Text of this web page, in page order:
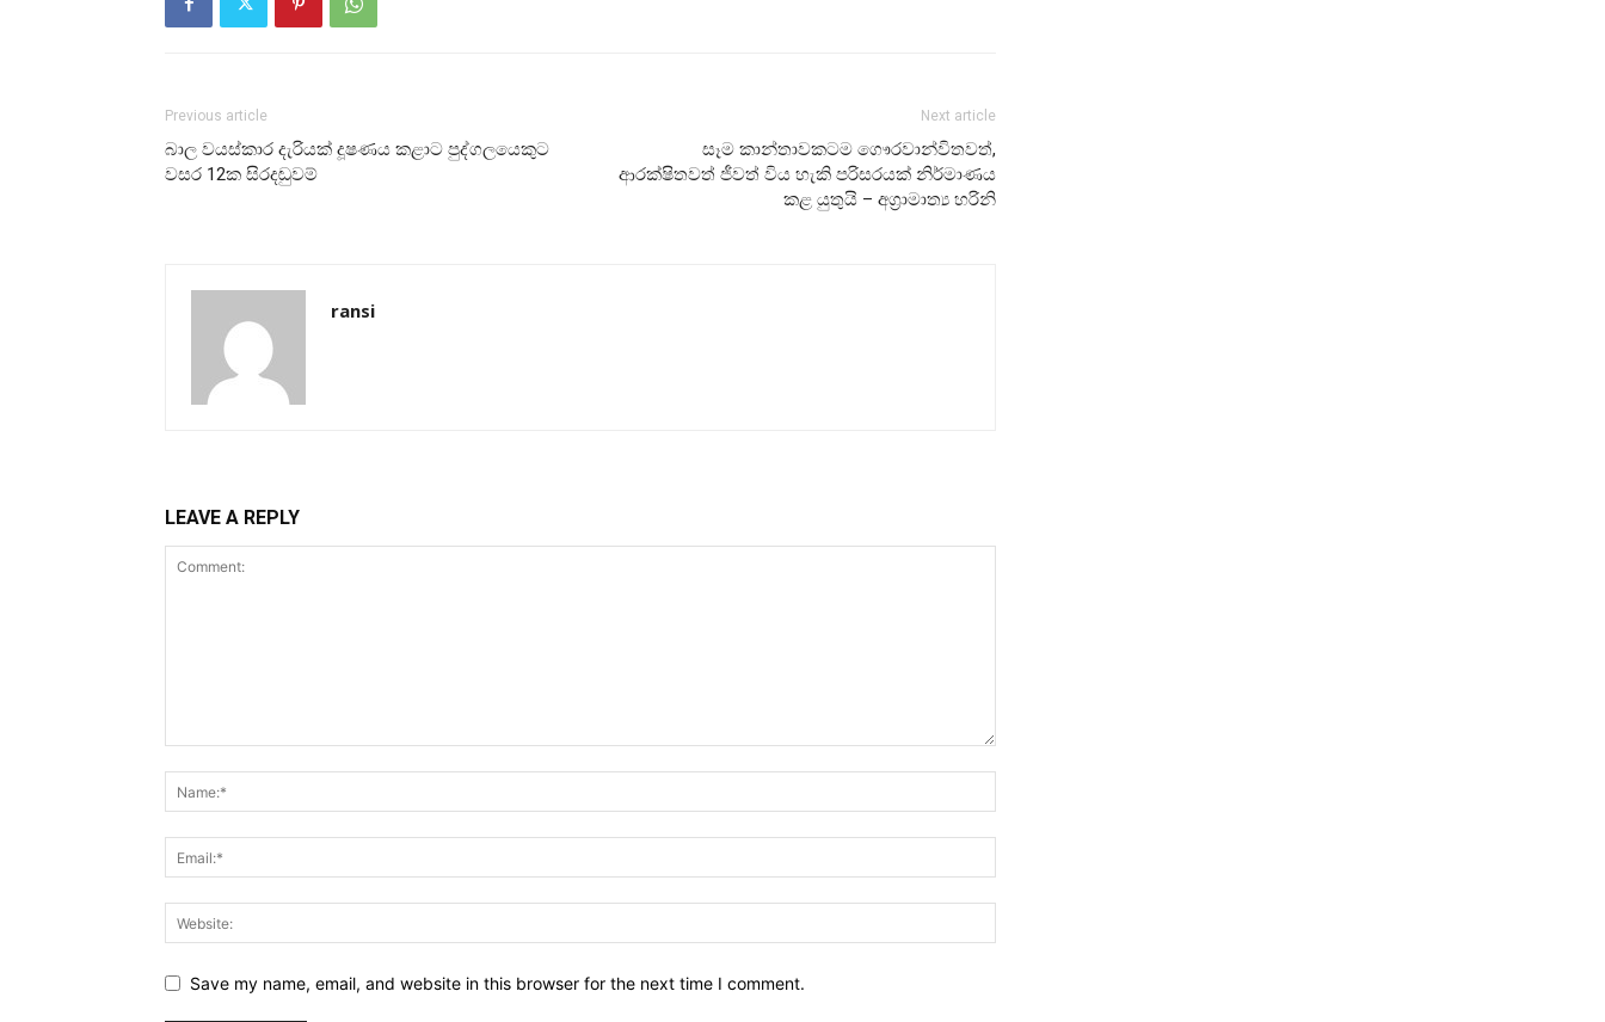
Previous article
බාල වයස්කාර දැරියක් දූෂණය කළාට පුද්ගලයෙකුට
වසර 12ක සිරදඬුවම්
Next article
සෑම කාන්තාවකටම ගෞරවාන්විතවත්,
ආරක්ෂිතවත් ජීවත් විය හැකි පරිසරයක් නිර්මාණය
කළ යුතුයි – අග්‍රාමාත්‍ය හරිනි
ransi
LEAVE A REPLY
Save my name, email, and website in this browser for the next time I comment.